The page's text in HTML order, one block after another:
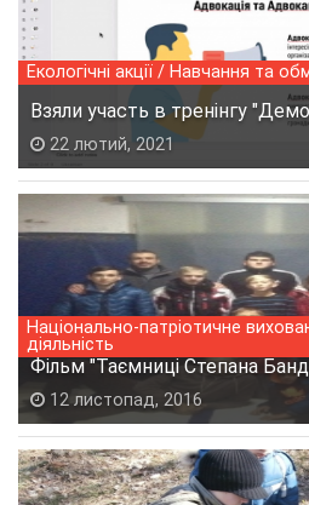
Екологічні акції / Навчання та
Взяли участь в тренінгу
22 лютий, 2021
Національно-патріотичне
діяльність
Фільм "Таємниці Степана
12 листопад, 2016